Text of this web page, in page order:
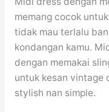
memang cocok
tidak mau terlalu
kondangan kamu.
dengan memakai
untuk kesan vintage
stylish nan simple.